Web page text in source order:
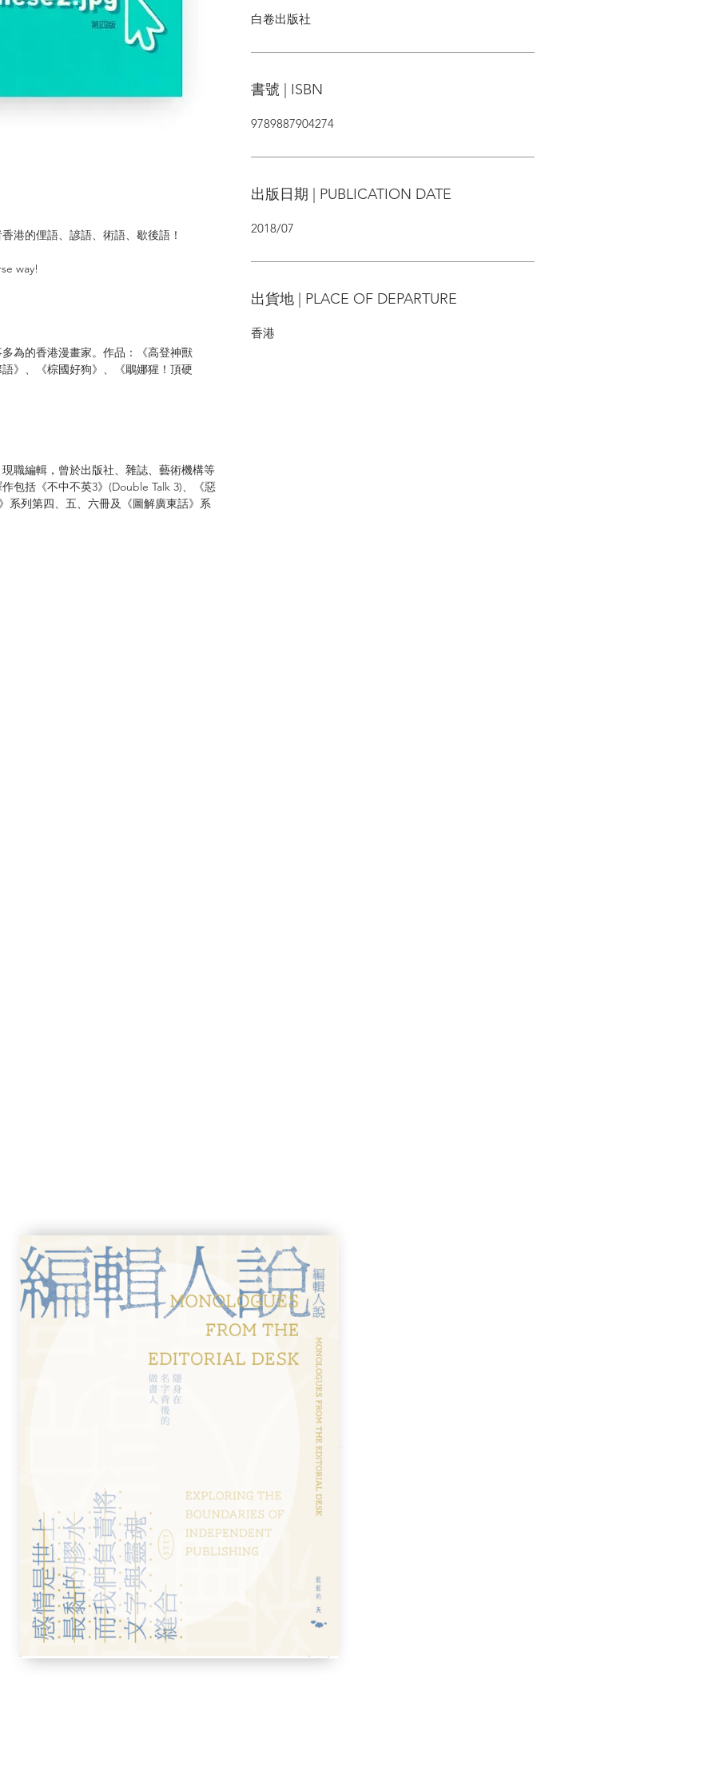
港的俚語、諺語、術語、歇後語！
way!
為的香港漫畫家。作品：《高登神獸
》、《棕國好狗》、《鵰娜猩！頂硬
職編輯，曾於出版社、雜誌、藝術機構等
包括《不中不英3》(Double Talk 3)、《惡
系列第四、五、六冊及《圖解廣東話》系
白卷出版社
書號 | ISBN
9789887904274
出版日期 | PUBLICATION DATE
2018/07
出貨地 | PLACE OF DEPARTURE
香港